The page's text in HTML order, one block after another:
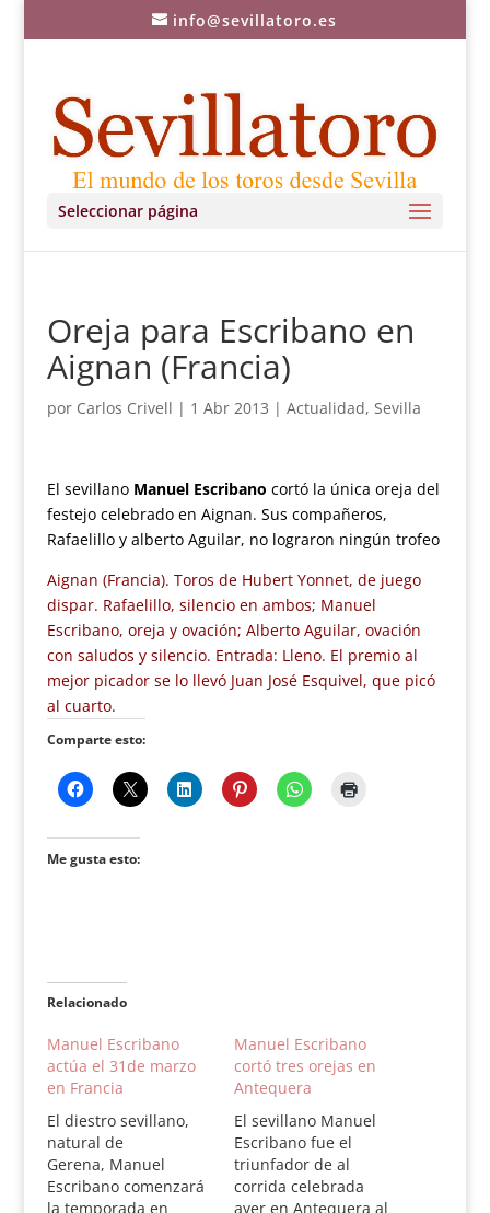
info@sevillatoro.es
Seleccionar página
Oreja para Escribano en
Aignan (Francia)
por Carlos Crivell | 1 Abr 2013 | Actualidad, Sevilla
El sevillano Manuel Escribano cortó la única oreja del
festejo celebrado en Aignan. Sus compañeros,
Rafaelillo y alberto Aguilar, no lograron ningún trofeo
Aignan (Francia). Toros de Hubert Yonnet, de juego
dispar. Rafaelillo, silencio en ambos; Manuel
Escribano, oreja y ovación; Alberto Aguilar, ovación
con saludos y silencio. Entrada: Lleno. El premio al
mejor picador se lo llevó Juan José Esquivel, que picó
al cuarto.
Comparte esto:
Me gusta esto:
Relacionado
Manuel Escribano
actúa el 31de marzo
en Francia
El diestro sevillano,
natural de
Gerena, Manuel
Escribano comenzará
la temporada en
Manuel Escribano
cortó tres orejas en
Antequera
El sevillano Manuel
Escribano fue el
triunfador de al
corrida celebrada
ayer en Antequera al